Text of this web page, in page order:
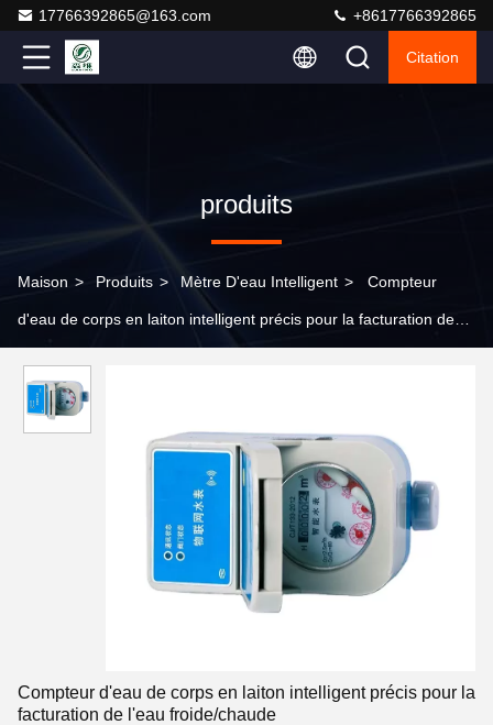
17766392865@163.com +8617766392865
Citation
produits
Maison > Produits > Mètre D'eau Intelligent > Compteur
d'eau de corps en laiton intelligent précis pour la facturation de
Compteur d'eau de corps en laiton intelligent précis pour la
facturation de l'eau froide/chaude